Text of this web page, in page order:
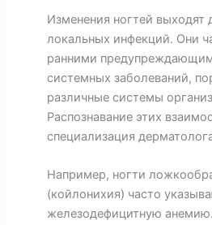
Изменения ногтей выходят
локальных инфекций. Они
ранними
системных заболеваний,
различные системы
Распознавание этих
специализация
Например, ногти
(койлонихия) часто
железодефицитную